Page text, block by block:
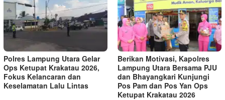
Polres Lampung Utara Gelar
Ops Ketupat Krakatau 2026,
Fokus Kelancaran dan
Keselamatan Lalu Lintas
Berikan Motivasi, Kapolres
Lampung Utara Bersama PJU
dan Bhayangkari Kunjungi
Pos Pam dan Pos Yan Ops
Ketupat Krakatau 2026